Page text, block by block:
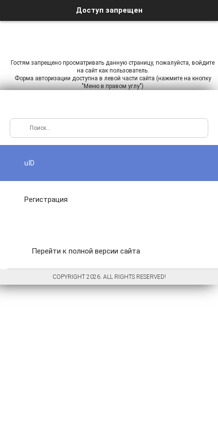
Доступ запрещен
Гостям запрещено просматривать данную страницу, пожалуйста, войдите
на сайт как пользователь.
Форма авторизации доступна в левой части сайта (нажмите на кнопку
"Меню в правом углу")
uID
Регистрация
Перейти к полной версии сайта
COPYRIGHT 2026. ALL RIGHTS RESERVED!